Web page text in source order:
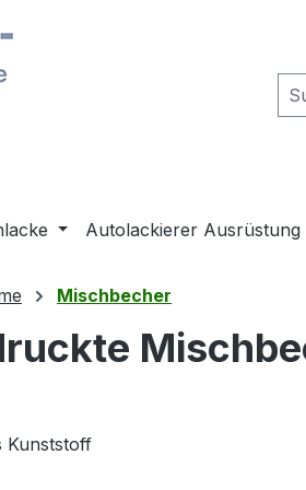
Autolackierer Ausrüstung
Mischbecher
Kunststoff